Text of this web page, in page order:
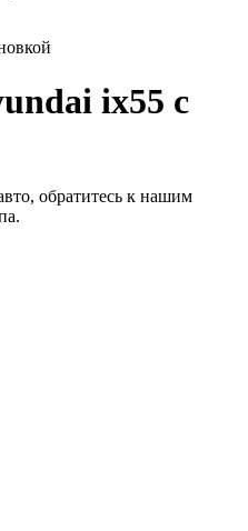
ix55 с
обратитесь к нашим